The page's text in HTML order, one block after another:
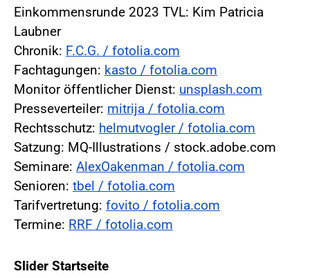
Einkommensrunde 2023 TVL: Kim Patricia
Laubner
Chronik: F.C.G. / fotolia.com
Fachtagungen: kasto / fotolia.com
Monitor öffentlicher Dienst: unsplash.com
Presseverteiler: mitrija / fotolia.com
Rechtsschutz: helmutvogler / fotolia.com
Satzung: MQ-Illustrations / stock.adobe.com
Seminare: AlexOakenman / fotolia.com
Senioren: tbel / fotolia.com
Tarifvertretung: fovito / fotolia.com
Termine: RRF / fotolia.com
Slider Startseite